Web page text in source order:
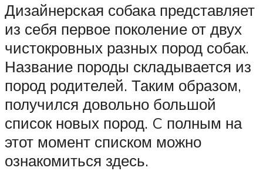
Дизайнерская собака представляет
из себя первое поколение от двух
чистокровных разных пород собак.
Название породы складывается из
пород родителей. Таким образом,
получился довольно большой
список новых пород. C полным на
этот момент списком можно
ознакомиться здесь.